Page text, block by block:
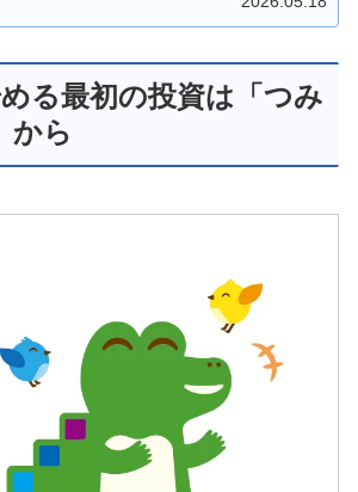
る最初の投資は「つみ
から